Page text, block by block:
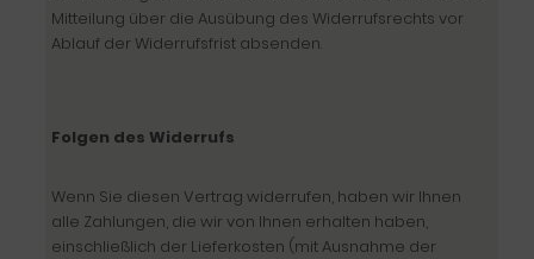
Mitteilung über die Ausübung des Widerrufsrechts vor
Ablauf der Widerrufsfrist absenden.
Folgen des Widerrufs
Wenn Sie diesen Vertrag widerrufen, haben wir Ihnen
alle Zahlungen, die wir von Ihnen erhalten haben,
einschließlich der Lieferkosten (mit Ausnahme der